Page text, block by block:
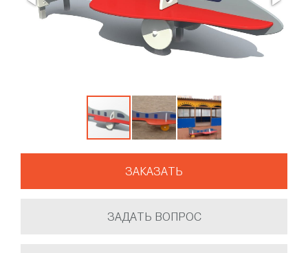
ЗАКАЗАТЬ
ЗАДАТЬ ВОПРОС